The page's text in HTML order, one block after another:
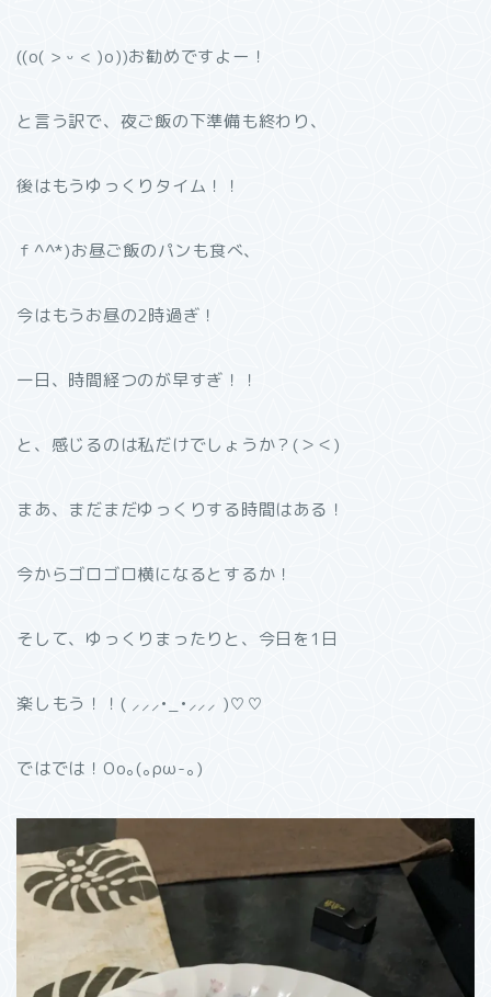
((o( > ᵕ < )o))お勧めですよー！
と言う訳で、夜ご飯の下準備も終わり、
後はもうゆっくりタイム！！
ｆ^^*)お昼ご飯のパンも食べ、
今はもうお昼の2時過ぎ！
一日、時間経つのが早すぎ！！
と、感じるのは私だけでしょうか？(＞＜)
まあ、まだまだゆっくりする時間はある！
今からゴロゴロ横になるとするか！
そして、ゆっくりまったりと、今日を1日
楽しもう！！( ⸝⸝⸝•_•⸝⸝⸝ )♡︎♡︎
ではでは！Oo｡(｡ρω-｡)